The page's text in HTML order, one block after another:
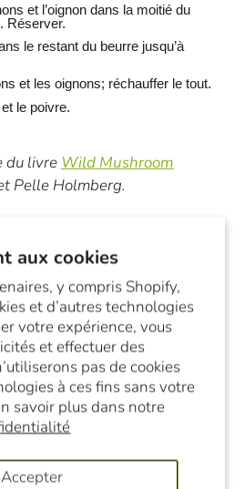
aux cookies
y compris Shopify,
et d’autres technologies
votre expérience, vous
et effectuer des
pas de cookies
à ces fins sans votre
savoir plus dans notre
Accepter
et l’oignon dans la moitié du
Réserver.
le restant du beurre jusqu’à
et les oignons; réchauffer le tout.
le poivre.
du livre Wild Mushroom
Pelle Holmberg.